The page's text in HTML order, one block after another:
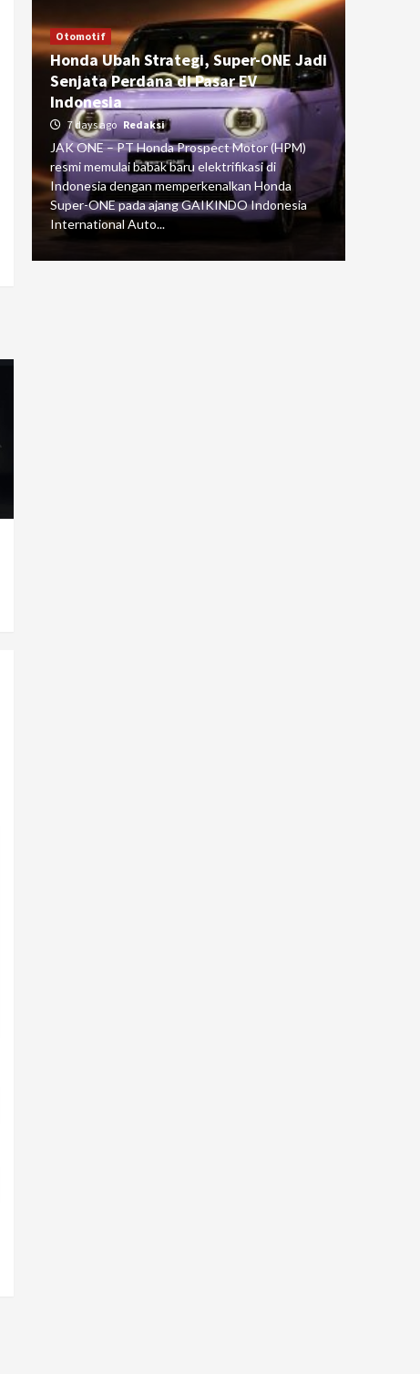
Otomotif
Honda Ubah Strategi, Super-ONE Jadi
Senjata Perdana di Pasar EV
Indonesia
7 days ago Redaksi
JAK ONE – PT Honda Prospect Motor (HPM)
resmi memulai babak baru elektrifikasi di
Indonesia dengan memperkenalkan Honda
Super-ONE pada ajang GAIKINDO Indonesia
International Auto...